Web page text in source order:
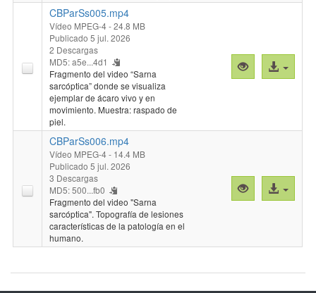
CBParSs005.mp4
Vídeo MPEG-4 - 24.8 MB
Publicado 5 jul. 2026
2 Descargas
MD5: a5e...4d1
Fragmento del video “Sarna
sarcóptica” donde se visualiza
ejemplar de ácaro vivo y en
movimiento. Muestra: raspado de
piel.
Vista
previa
Acceso
al
CBParSs006.mp4
Vídeo MPEG-4 - 14.4 MB
Publicado 5 jul. 2026
3 Descargas
MD5: 500...fb0
Fragmento del video "Sarna
sarcóptica". Topografía de lesiones
características de la patología en el
humano.
Vista
previa
Acceso
al